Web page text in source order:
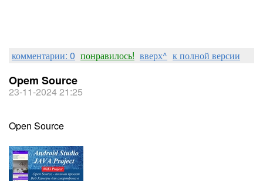
комментарии: 0 понравилось! вверх^ к полной версии
Opem Source
23-11-2024 21:25
Open Source